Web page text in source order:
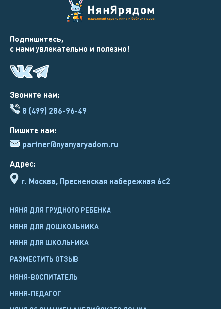
Адрес:
г. Москва, Пресненская набережная 6с2
Звоните нам:
8 (499) 286-96-49
НЯНЯ ДЛЯ ГРУДНОГО РЕБЕНКА
НЯНЯ ДЛЯ ДОШКОЛЬНИКА
НЯНЯ ДЛЯ ШКОЛЬНИКА
РАЗМЕСТИТЬ ОТЗЫВ
Пишите нам:
partner@nyanyaryadom.ru
НЯНЯ-ВОСПИТАТЕЛЬ
НЯНЯ-ПЕДАГОГ
Подпишитесь,
с нами увлекательно и полезно!